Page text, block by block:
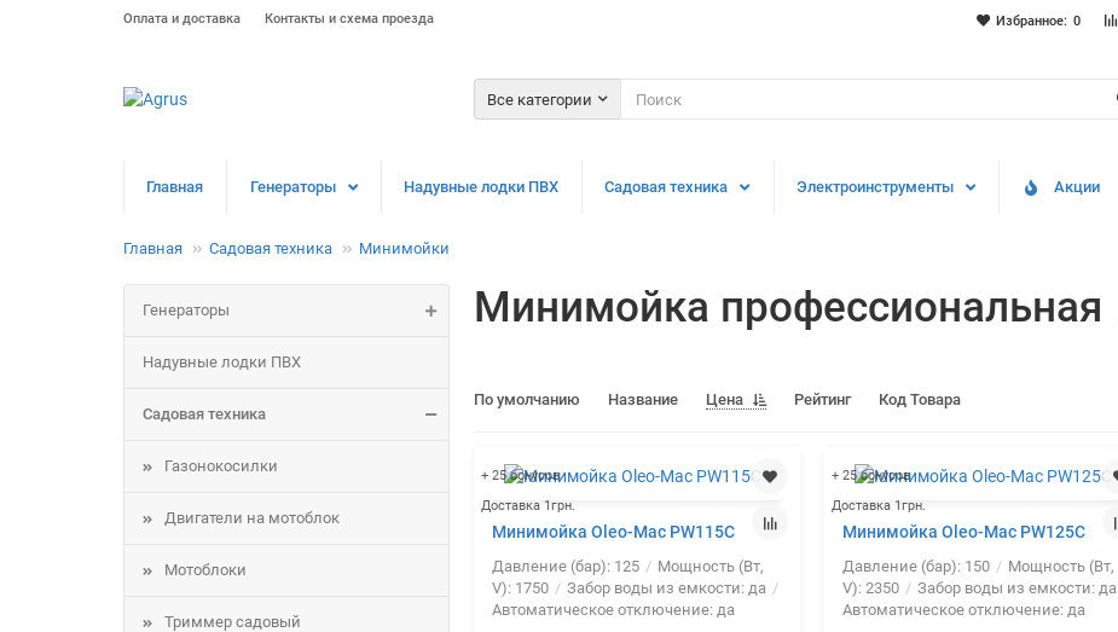
Избранное: 0
Оплата и доставка Контакты и схема проезда
Все категории
Главная Генераторы Надувные лодки ПВХ Садовая техника Электроинструменты Акции
Главная Садовая техника Минимойки
Генераторы
Надувные лодки ПВХ
Садовая техника
Газонокосилки
Двигатели на мотоблок
Мотоблоки
Триммер садовый
Минимойка профессиональная
По умолчанию Название Цена Рейтинг Код Товара
+ 25 бонусов
Доставка 1грн.
Минимойка Oleo-Mac PW115C
Давление (бар): 125
Мощность (Вт,
V): 1750 Забор воды из емкости: да
Автоматическое отключение: да
+ 25 бонусов
Доставка 1грн.
Минимойка Oleo-Mac PW125C
Давление (бар): 150
Мощность (Вт,
V): 2350 Забор воды из емкости: да
Автоматическое отключение: да